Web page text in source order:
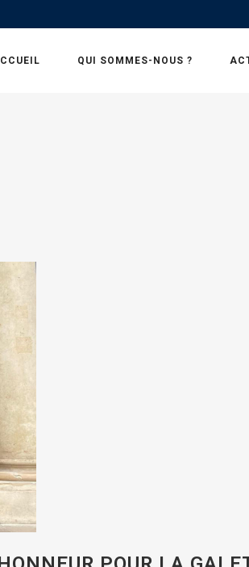
QUI SOMMES-NOUS ?